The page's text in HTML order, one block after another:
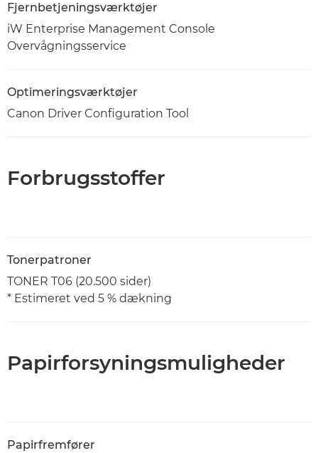
Fjernbetjeningsværktøjer
iW Enterprise Management Console
Overvågningsservice
Optimeringsværktøjer
Canon Driver Configuration Tool
Forbrugsstoffer
Tonerpatroner
TONER T06 (20.500 sider)
* Estimeret ved 5 % dækning
Papirforsyningsmuligheder
Papirfremfører